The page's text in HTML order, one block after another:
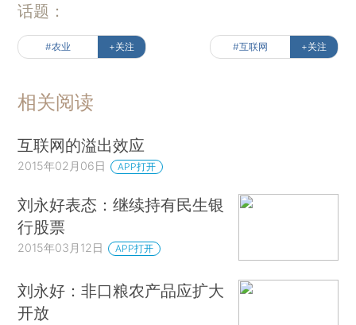
话题：
#农业 +关注 #互联网 +关注
相关阅读
互联网的溢出效应
2015年02月06日 APP打开
刘永好表态：继续持有民生银
行股票
2015年03月12日 APP打开
刘永好：非口粮农产品应扩大
开放